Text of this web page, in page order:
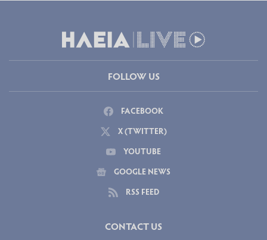
FOLLOW US
FACEBOOK
X (TWITTER)
YOUTUBE
GOOGLE NEWS
RSS FEED
CONTACT US